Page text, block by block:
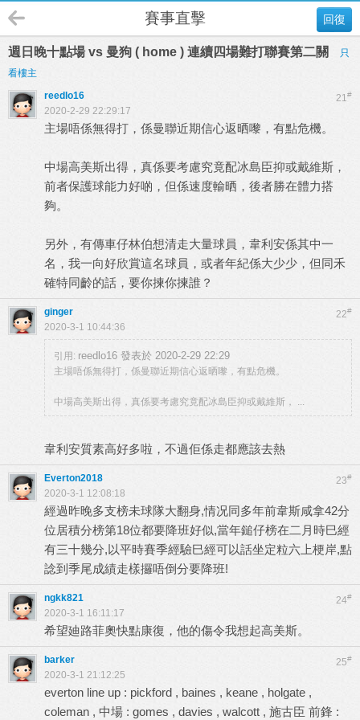
回復
賽事直擊
週日晚十點場 vs 曼狗 ( home ) 連續四場難打聯賽第二關
只
看樓主
21#
reedlo16
2020-2-29 22:29:17
主場唔係無得打，係曼聯近期信心返晒嚟，有點危機。
中場高美斯出得，真係要考慮究竟配冰島臣抑或戴維斯，
前者保護球能力好啲，但係速度輸晒，後者勝在體力搭
夠。
另外，有傳車仔林伯想清走大量球員，韋利安係其中一
名，我一向好欣賞這名球員，或者年紀係大少少，但同禾
確特同齡的話，要你揀你揀誰？
22#
ginger
2020-3-1 10:44:36
引用: reedlo16 發表於 2020-2-29 22:29
主場唔係無得打，係曼聯近期信心返晒嚟，有點危機。
中場高美斯出得，真係要考慮究竟配冰島臣抑或戴維斯， ...
韋利安質素高好多啦，不過佢係走都應該去熱
23#
Everton2018
2020-3-1 12:08:18
經過昨晚多支榜未球隊大翻身,情况同多年前韋斯咸拿42分
位居積分榜第18位都要降班好似,當年鎚仔榜在二月時巳經
有三十幾分,以平時賽季經驗巳經可以話坐定粒六上梗岸,點
諗到季尾成績走樣攞唔倒分要降班!
24#
ngkk821
2020-3-1 16:11:17
希望廸路菲奧快點康復，他的傷令我想起高美斯。
25#
barker
2020-3-1 21:12:25
everton line up : pickford , baines , keane , holgate ,
coleman , 中場 : gomes , davies , walcott , 施古臣 前鋒 :